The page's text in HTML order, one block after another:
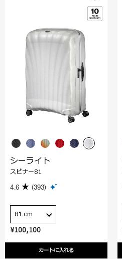
¥100,100
カートに入れる
シーライト
スピナー81
4.6 (393)
81 cm